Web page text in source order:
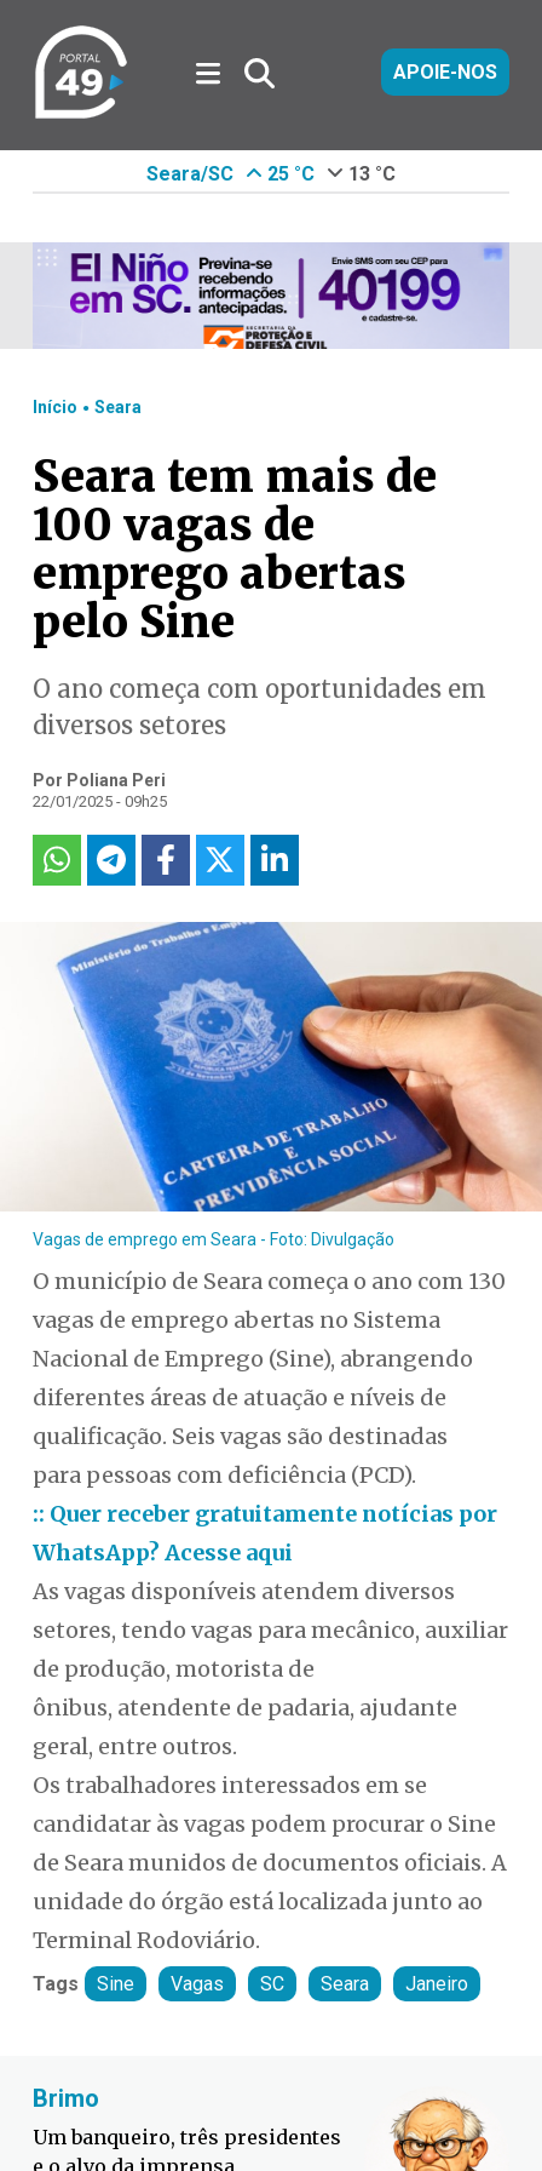
APOIE-NOS
Seara/SC 25 °C 13 °C
Início . Seara
Seara tem mais de
100 vagas de
emprego abertas
pelo Sine
O ano começa com oportunidades em
diversos setores
Por Poliana Peri
22/01/2025 - 09h25
Vagas de emprego em Seara - Foto: Divulgação
O município de Seara começa o ano com 130
vagas de emprego abertas no Sistema
Nacional de Emprego (Sine), abrangendo
diferentes áreas de atuação e níveis de
qualificação. Seis vagas são destinadas
para pessoas com deficiência (PCD).
:: Quer receber gratuitamente notícias por
WhatsApp? Acesse aqui
As vagas disponíveis atendem diversos
setores, tendo vagas para mecânico, auxiliar
de produção, motorista de
ônibus, atendente de padaria, ajudante
geral, entre outros.
Os trabalhadores interessados em se
candidatar às vagas podem procurar o Sine
de Seara munidos de documentos oficiais. A
unidade do órgão está localizada junto ao
Terminal Rodoviário.
Tags Sine Vagas SC Seara Janeiro
presidentes
Fabiano Bordignon
Defesa Civil lança